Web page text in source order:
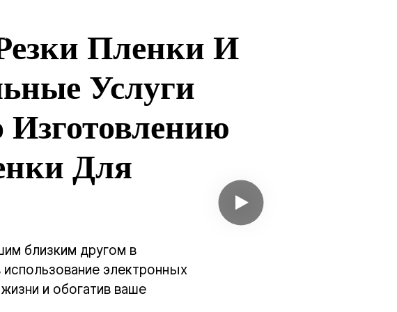
Универсальная Покупка
Аксессуаров Для
Электроники
Бренд Oneday возник на быстроразвивающемся китайском
рынке, и наши оптовые партии потребительской
производятся на автоматизированных заводах с мощными
производственными возможностями.